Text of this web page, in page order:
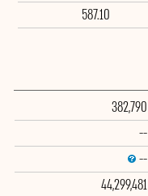
587.10
382,790
--
--
44,299,481